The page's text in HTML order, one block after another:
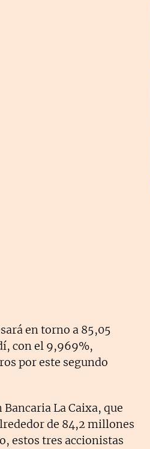
en torno a 85,05
con el 9,969%,
por este segundo
La Caixa, que
de 84,2 millones
estos tres accionistas